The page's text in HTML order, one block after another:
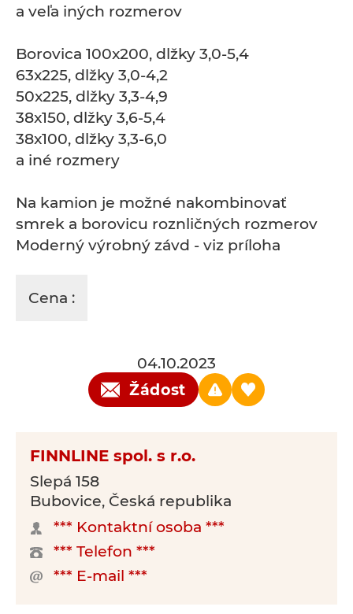
a veľa iných rozmerov
Borovica 100x200, dlžky 3,0-5,4
63x225, dlžky 3,0-4,2
50x225, dlžky 3,3-4,9
38x150, dlžky 3,6-5,4
38x100, dlžky 3,3-6,0
a iné rozmery
Na kamion je možné nakombinovať
smrek a borovicu roznličných rozmerov
Moderný výrobný závd - viz príloha
Cena :
04.10.2023
Žádost
FINNLINE spol. s r.o.
Slepá 158
Bubovice, Česká republika
*** Kontaktní osoba ***
*** Telefon ***
*** E-mail ***